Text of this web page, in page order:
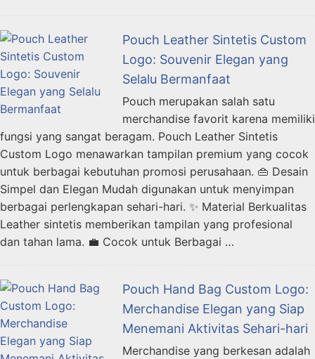
Pouch Leather Sintetis Custom
Logo: Souvenir Elegan yang
Selalu Bermanfaat
Pouch merupakan salah satu
merchandise favorit karena memiliki
fungsi yang sangat beragam. Pouch Leather Sintetis
Custom Logo menawarkan tampilan premium yang cocok
untuk berbagai kebutuhan promosi perusahaan. 👜 Desain
Simpel dan Elegan Mudah digunakan untuk menyimpan
berbagai perlengkapan sehari-hari. ✨ Material Berkualitas
Leather sintetis memberikan tampilan yang profesional
dan tahan lama. 💼 Cocok untuk Berbagai …
Pouch Hand Bag Custom Logo:
Merchandise Elegan yang Siap
Menemani Aktivitas Sehari-hari
Merchandise yang berkesan adalah